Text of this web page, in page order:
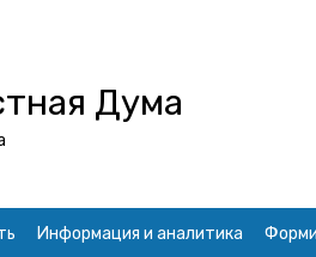
Дума
Информация и аналитика